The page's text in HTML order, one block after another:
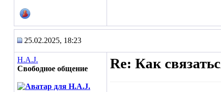
25.02.2025, 18:23
H.A.J.
Свободное общение
Re: Как